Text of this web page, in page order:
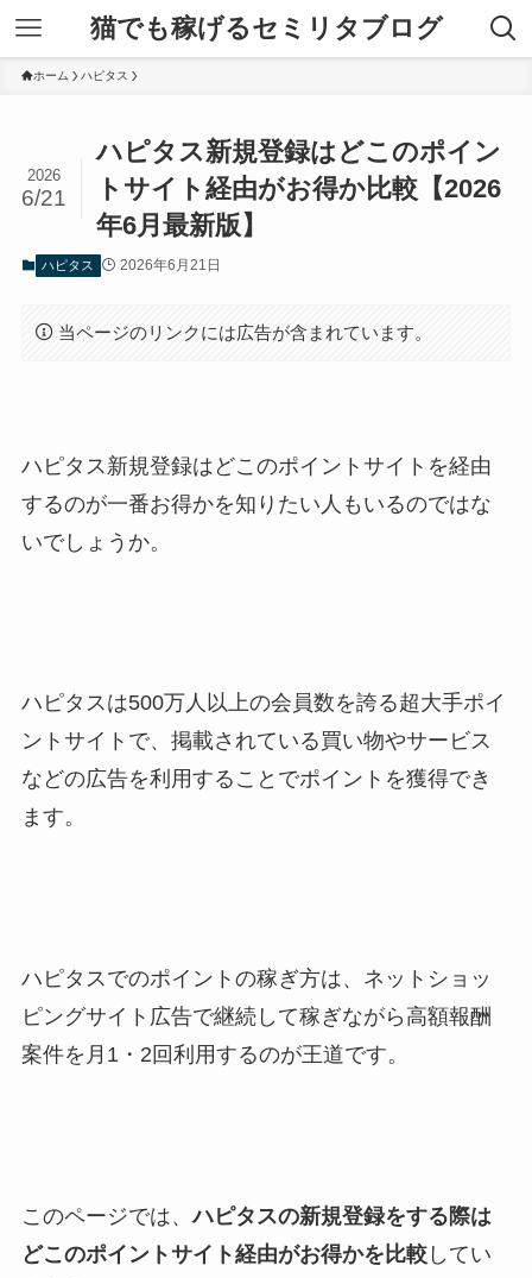
猫でも稼げるセミリタブログ
ホーム ハピタス
ハピタス新規登録はどこのポイン
トサイト経由がお得か比較【2026
年6月最新版】
2026
6/21
ハピタス 2026年6月21日
当ページのリンクには広告が含まれています。
ハピタス新規登録はどこのポイントサイトを経由
するのが一番お得かを知りたい人もいるのではな
いでしょうか。
ハピタスは500万人以上の会員数を誇る超大手ポイ
ントサイトで、掲載されている買い物やサービス
などの広告を利用することでポイントを獲得でき
ます。
ハピタスでのポイントの稼ぎ方は、ネットショッ
ピングサイト広告で継続して稼ぎながら高額報酬
案件を月1・2回利用するのが王道です。
このページでは、ハピタスの新規登録をする際は
どこのポイントサイト経由がお得かを比較してい